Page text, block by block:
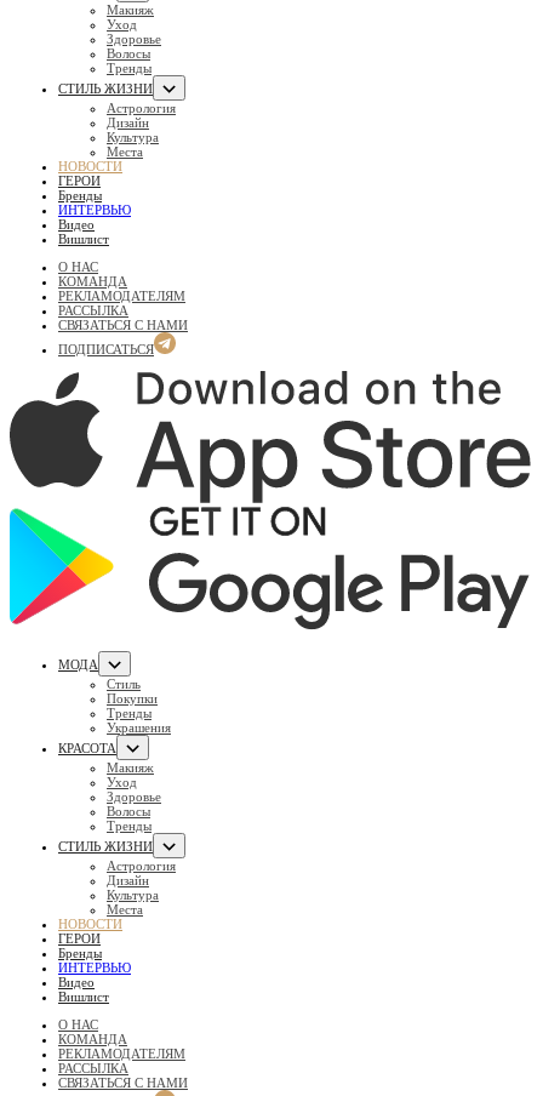
Макияж
Уход
Здоровье
Волосы
Тренды
СТИЛЬ ЖИЗНИ
Астрология
Дизайн
Культура
Места
НОВОСТИ
ГЕРОИ
Бренды
ИНТЕРВЬЮ
Видео
Вишлист
О НАС
КОМАНДА
РЕКЛАМОДАТЕЛЯМ
РАССЫЛКА
СВЯЗАТЬСЯ С НАМИ
ПОДПИСАТЬСЯ
МОДА
Стиль
Покупки
Тренды
Украшения
КРАСОТА
Макияж
Уход
Здоровье
Волосы
Тренды
СТИЛЬ ЖИЗНИ
Астрология
Дизайн
Культура
Места
НОВОСТИ
ГЕРОИ
Бренды
ИНТЕРВЬЮ
Видео
Вишлист
О НАС
КОМАНДА
РЕКЛАМОДАТЕЛЯМ
РАССЫЛКА
СВЯЗАТЬСЯ С НАМИ